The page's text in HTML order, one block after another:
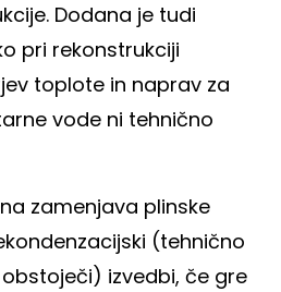
Dodana je tudi
pri rekonstrukciji
toplote in naprav za
vode ni tehnično
zamenjava plinske
(tehnično
izvedbi, če gre